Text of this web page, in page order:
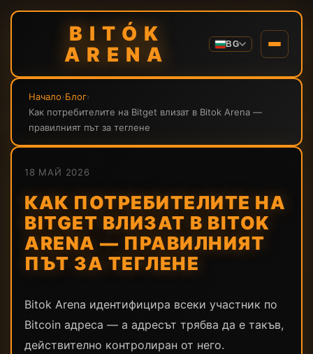
BITÓK
ARENA
BG
Начало›Блог›
Как потребителите на Bitget влизат в Bitok Arena —
правилният път за теглене
18 МАЙ 2026
КАК ПОТРЕБИТЕЛИТЕ НА
BITGET ВЛИЗАТ В BITOK
ARENA — ПРАВИЛНИЯТ
ПЪТ ЗА ТЕГЛЕНЕ
Bitok Arena идентифицира всеки участник по
Bitcoin адреса — а адресът трябва да е такъв,
действително контролиран от него.